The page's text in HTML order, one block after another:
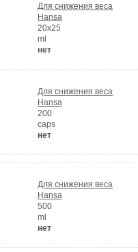
Для снижения веса
Hansa
20x25
ml
нет
Для снижения веса
Hansa
200
caps
нет
Для снижения веса
Hansa
500
ml
нет